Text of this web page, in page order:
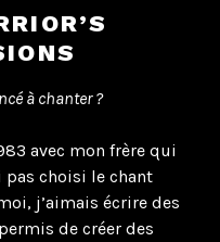
à chanter ?
avec mon frère qui
pas choisi le chant
j’aimais écrire des
de créer des